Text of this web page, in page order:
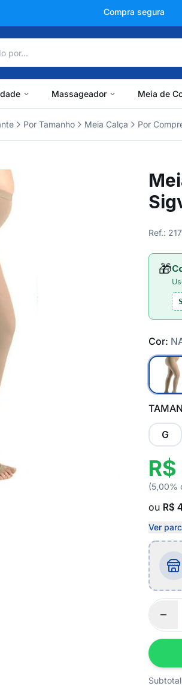
+150 mil avaliações
Massageador Meia de
Por Tamanho Meia Calça Por
Ref.:
🎁
Cor:
G
(5,00%
ou R$
Ver